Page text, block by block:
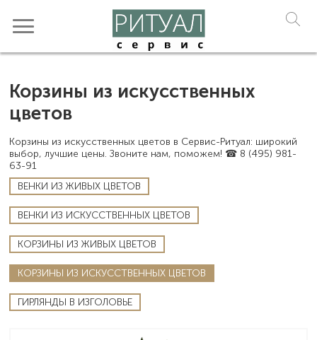
Корзины из искусственных
цветов
Корзины из искусственных цветов в Сервис-Ритуал: широкий
выбор, лучшие цены. Звоните нам, поможем! ☎ 8 (495) 981-
63-91
ВЕНКИ ИЗ ЖИВЫХ ЦВЕТОВ
ВЕНКИ ИЗ ИСКУССТВЕННЫХ ЦВЕТОВ
КОРЗИНЫ ИЗ ЖИВЫХ ЦВЕТОВ
КОРЗИНЫ ИЗ ИСКУССТВЕННЫХ ЦВЕТОВ
ГИРЛЯНДЫ В ИЗГОЛОВЬЕ